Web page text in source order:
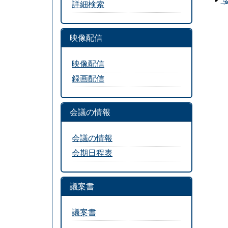
詳細検索
映像配信
映像配信
録画配信
会議の情報
会議の情報
会期日程表
議案書
議案書